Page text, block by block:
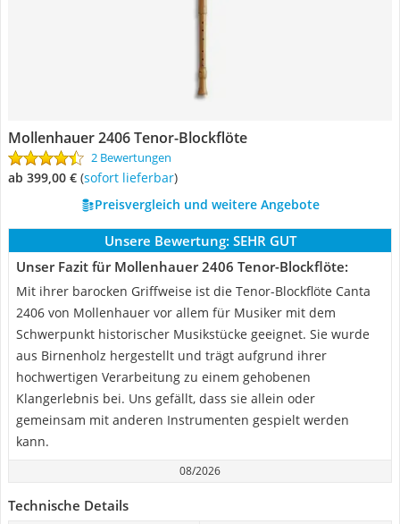
Mollenhauer 2406 Tenor-Blockflöte
2 Bewertungen
ab 399,00 € ( Sofort lieferbar)
Preisvergleich und weitere Angebote
Unsere Bewertung: SEHR GUT
Unser Fazit für Mollenhauer 2406 Tenor-Blockflöte:
Mit ihrer barocken Griffweise ist die Tenor-Blockflöte Canta
2406 von Mollenhauer vor allem für Musiker mit dem
Schwerpunkt historischer Musikstücke geeignet. Sie wurde
aus Birnenholz hergestellt und trägt aufgrund ihrer
hochwertigen Verarbeitung zu einem gehobenen
Klangerlebnis bei. Uns gefällt, dass sie allein oder
gemeinsam mit anderen Instrumenten gespielt werden
kann.
08/2026
Technische Details